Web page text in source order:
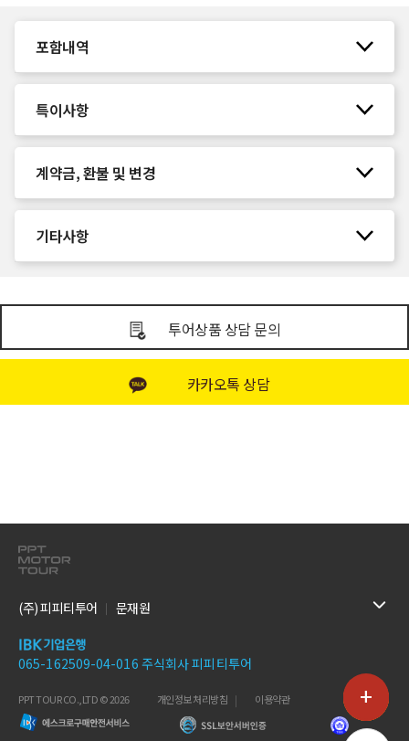
포함내역
특이사항
계약금, 환불 및 변경
기타사항
투어상품 상담 문의
카카오톡 상담
(주) 피피티투어 문재원
065-162509-04-016 주식회사 피피티투어
PPT TOUR CO.,LTD © 2026 개인정보 처리방침 이용약관 +